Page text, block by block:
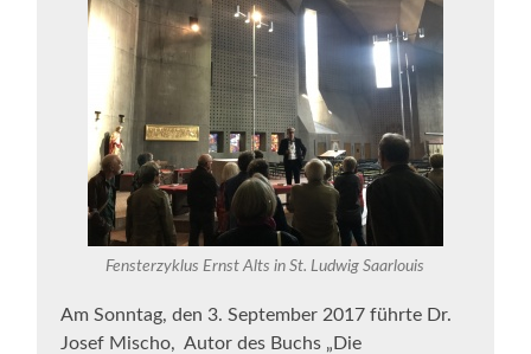
Fensterzyklus Ernst Alts in St. Ludwig Saarlouis
Am Sonntag, den 3. September 2017 führte Dr.
Josef Mischo, Autor des Buchs „Die